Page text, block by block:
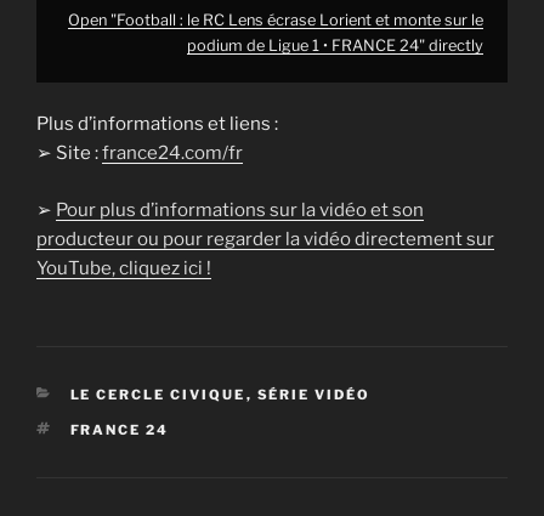
Open "Football : le RC Lens écrase Lorient et monte sur le
podium de Ligue 1 • FRANCE 24" directly
Plus d’informations et liens :
➢ Site :france24.com/fr
➢ Pour plus d’informations sur la vidéo et son
producteur ou pour regarder la vidéo directement sur
YouTube, cliquez ici !
CATÉGORIES
LE CERCLE CIVIQUE , SÉRIE VIDÉO
ÉTIQUETTES
FRANCE 24